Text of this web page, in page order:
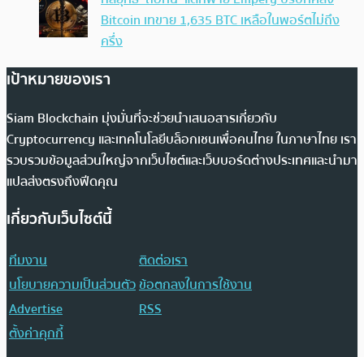
Bitcoin เทขาย 1,635 BTC เหลือในพอร์ตไม่ถึง
ครึ่ง
เป้าหมายของเรา
Siam Blockchain มุ่งมั่นที่จะช่วยนำเสนอสารเกี่ยวกับ
Cryptocurrency และเทคโนโลยีบล็อกเชนเพื่อคนไทย ในภาษาไทย เรา
รวบรวมข้อมูลส่วนใหญ่จากเว็บไซต์และเว็บบอร์ดต่างประเทศและนำมา
แปลส่งตรงถึงฟีดคุณ
เกี่ยวกับเว็บไซต์นี้
ทีมงาน
ติดต่อเรา
นโยบายความเป็นส่วนตัวข้อตกลงในการใช้งาน
Advertise
RSS
ตั้งค่าคุกกี้